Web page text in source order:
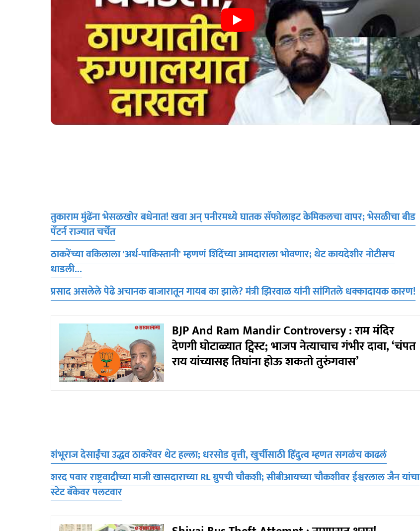
तुकाराम मुंढेंना भेसळखोर बधेनात! खवा अन् पनीरमध्ये घातक सॅफोलाइट केमिकलचा वापर; भेसळीचा बीड
पॅटर्न राज्यात चर्चेत
ठाकरेंच्या वकिलाला 'अर्ध-पाकिस्तानी' म्हणणं शिंदेंच्या आमदाराला भोवणार; थेट कायदेशीर नोटीसच
धाडली...
प्रसाद असलेले पेढे अचानक बाजारातून गायब का झाले? मंत्री झिरवाळ यांनी सांगितले धक्कादायक कारण!
BJP And Ram Mandir Controversy : राम मंदिर
देणगी घोटाळ्यात ट्विस्ट; भाजप नेत्याचाच गंभीर दावा, ‘चंपत
राय यांच्यासह तिघांना होऊ शकतो तुरुंगवास’
शंभूराज देसाईंचा उद्धव ठाकरेंवर थेट हल्ला; धरसोड वृत्ती, खुर्चीसाठी हिंदुत्व म्हणत सगळंच काढलं
शरद पवार राष्ट्रवादीच्या माजी खासदाराच्या RL ग्रुपची चौकशी; सीबीआयच्या चौकशीवर ईश्वरलाल जैन यांचा
स्टेट बँकेवर पलटवार